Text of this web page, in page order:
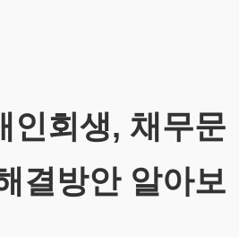
인회생, 채무문
결방안 알아보